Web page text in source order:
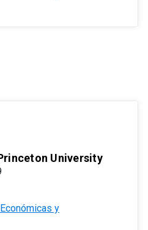
University
y